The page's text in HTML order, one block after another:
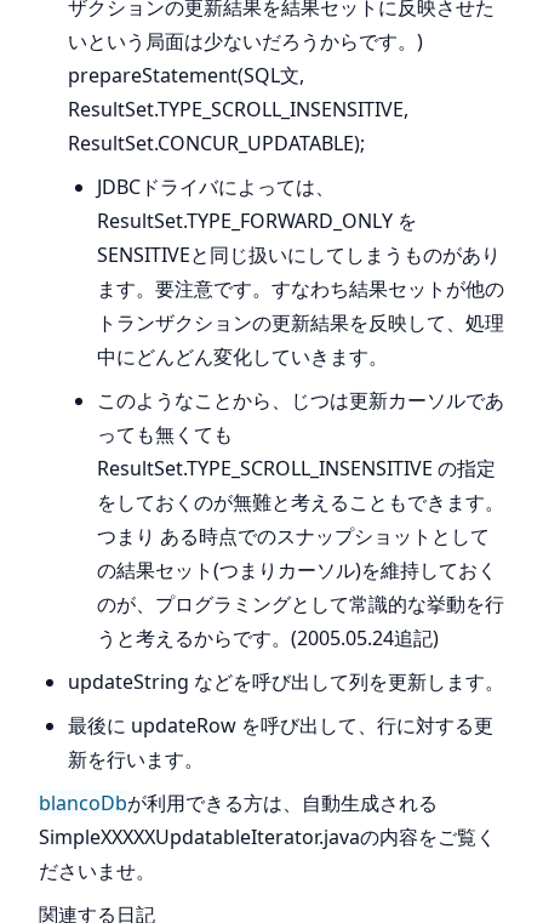
ザクションの更新結果を結果セットに反映させた
いという局面は少ないだろうからです。)
prepareStatement(SQL文,
ResultSet.TYPE_SCROLL_INSENSITIVE,
ResultSet.CONCUR_UPDATABLE);
JDBCドライバによっては、
ResultSet.TYPE_FORWARD_ONLY を
SENSITIVEと同じ扱いにしてしまうものがあり
ます。要注意です。すなわち結果セットが他の
トランザクションの更新結果を反映して、処理
中にどんどん変化していきます。
このようなことから、じつは更新カーソルであ
っても無くても
ResultSet.TYPE_SCROLL_INSENSITIVE の指定
をしておくのが無難と考えることもできます。
つまり ある時点でのスナップショットとして
の結果セット(つまりカーソル)を維持しておく
のが、プログラミングとして常識的な挙動を行
うと考えるからです。(2005.05.24追記)
updateString などを呼び出して列を更新します。
最後に updateRow を呼び出して、行に対する更
新を行います。
blancoDbが利用できる方は、自動生成される
SimpleXXXXXUpdatableIterator.javaの内容をご覧く
ださいませ。
関連する日記